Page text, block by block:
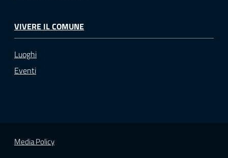
VIVERE IL COMUNE
Luoghi
Eventi
Media Policy